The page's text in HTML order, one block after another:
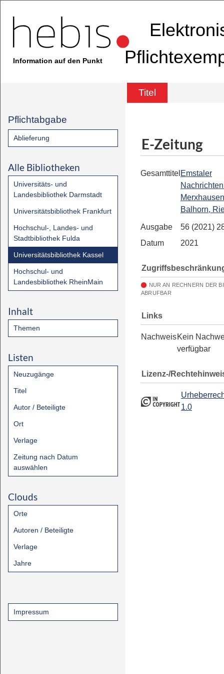
Information auf den Punkt
Titel
Pflichtabgabe
Ablieferung
Alle Bibliotheken
Universitäts- und
Landesbibliothek Darmstadt
Universitätsbibliothek Frankfurt
Hochschul-, Landes- und
Stadtbibliothek Fulda
Universitätsbibliothek Kassel
Hochschul- und
Landesbibliothek RheinMain
Inhalt
Themen
Listen
Neuzugänge
Titel
Autor / Beteiligte
Ort
Verlage
Zeitung nach Datum
auswählen
Clouds
Orte
Autoren / Beteiligte
Verlage
Jahre
Impressum
E-Zeitung
Gesamttitel Emstaler
Balhorn,
Ausgabe
56 (2021)
Datum
2021
NUR AN RECHNERN DER
ABRUFBAR
Links
NachweisKein
verfügbar
Lizenz-/
1.0